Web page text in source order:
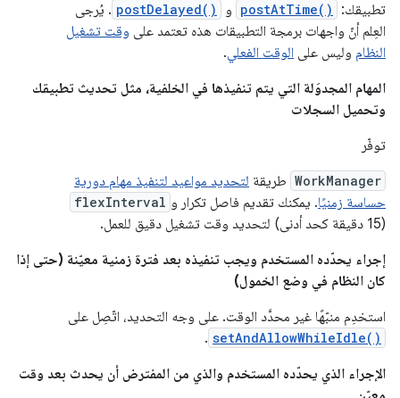
تطبيقك:
postAtTime() و postDelayed() . يُرجى
العِلم أنّ واجهات برمجة التطبيقات هذه تعتمد على وقت تشغيل
النظام وليس على الوقت الفعلي.
المهام المجدوَلة التي يتم تنفيذها في الخلفية، مثل تحديث تطبيقك
وتحميل السجلات
توفّر
WorkManager طريقة لتحديد مواعيد لتنفيذ مهام دورية
حساسة زمنيًا. يمكنك تقديم فاصل تكرار و flexInterval
(15 دقيقة كحد أدنى) لتحديد وقت تشغيل دقيق للعمل.
إجراء يحدّده المستخدم ويجب تنفيذه بعد فترة زمنية معيّنة (حتى إذا
كان النظام في وضع الخمول)
استخدِم منبّهًا غير محدَّد الوقت. على وجه التحديد، اتّصِل على
setAndAllowWhileIdle()
.
الإجراء الذي يحدّده المستخدم والذي من المفترض أن يحدث بعد وقت